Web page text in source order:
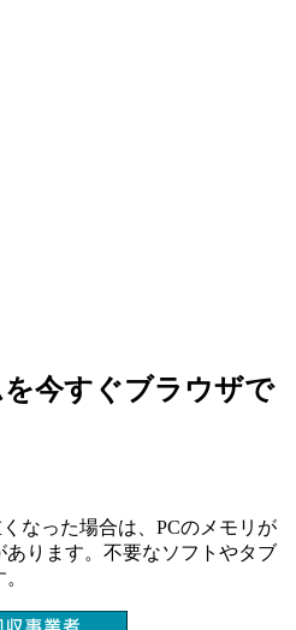
今すぐブラウザで
なった場合は、PCのメモリが
ります。不要なソフトやタブ